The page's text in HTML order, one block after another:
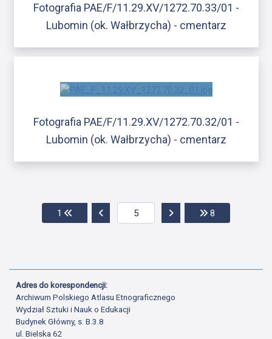
Fotografia PAE/F/11.29.XV/1272.70.33/01 -
Lubomin (ok. Wałbrzycha) - cmentarz
Fotografia PAE/F/11.29.XV/1272.70.32/01 -
Lubomin (ok. Wałbrzycha) - cmentarz
1 Przejdź do pierwszej strony
Przejdź do poprzedniej stronyPrzejdź do następnej
8
Adres do korespondencji:
Archiwum Polskiego Atlasu Etnograficznego
Wydział Sztuki i Nauk o Edukacji
Budynek Główny, s. B.3.8
ul. Bielska 62